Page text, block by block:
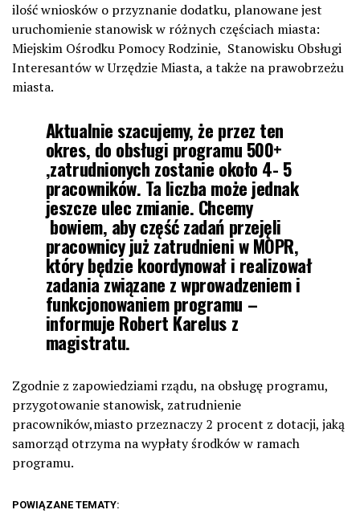
ilość wniosków o przyznanie dodatku, planowane jest
uruchomienie stanowisk w różnych częściach miasta:
Miejskim Ośrodku Pomocy Rodzinie, Stanowisku Obsługi
Interesantów w Urzędzie Miasta, a także na prawobrzeżu
miasta.
Aktualnie szacujemy, że przez ten
okres, do obsługi programu 500+
,zatrudnionych zostanie około 4- 5
pracowników. Ta liczba może jednak
jeszcze ulec zmianie. Chcemy
bowiem, aby część zadań przejęli
pracownicy już zatrudnieni w MOPR,
który będzie koordynował i realizował
zadania związane z wprowadzeniem i
funkcjonowaniem programu –
informuje Robert Karelus z
magistratu.
Zgodnie z zapowiedziami rządu, na obsługę programu,
przygotowanie stanowisk, zatrudnienie
pracowników,miasto przeznaczy 2 procent z dotacji, jaką
samorząd otrzyma na wypłaty środków w ramach
programu.
POWIĄZANE TEMATY: